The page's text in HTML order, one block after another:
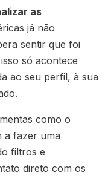
as
já não
sentir que foi
só acontece
ao seu perfil, à sua
como o
a fazer uma
filtros e
direto com os